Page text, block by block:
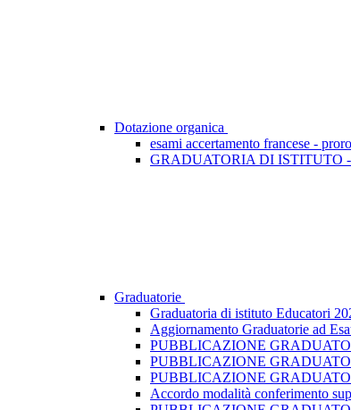
Dotazione organica
esami accertamento francese -
GRADUATORIA DI ISTITUTO
Graduatorie
Graduatoria di istituto Educatori
Aggiornamento Graduatorie ad
PUBBLICAZIONE
PUBBLICAZIONE
PUBBLICAZIONE
Accordo modalità conferimento